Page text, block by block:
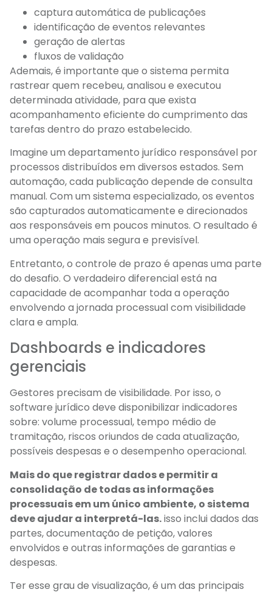
captura automática de publicações
identificação de eventos relevantes
geração de alertas
fluxos de validação
Ademais, é importante que o sistema permita
rastrear quem recebeu, analisou e executou
determinada atividade, para que exista
acompanhamento eficiente do cumprimento das
tarefas dentro do prazo estabelecido.
Imagine um departamento jurídico responsável por
processos distribuídos em diversos estados. Sem
automação, cada publicação depende de consulta
manual. Com um sistema especializado, os eventos
são capturados automaticamente e direcionados
aos responsáveis em poucos minutos. O resultado é
uma operação mais segura e previsível.
Entretanto, o controle de prazo é apenas uma parte
do desafio. O verdadeiro diferencial está na
capacidade de acompanhar toda a operação
envolvendo a jornada processual com visibilidade
clara e ampla.
Dashboards e indicadores
gerenciais
Gestores precisam de visibilidade. Por isso, o
software jurídico deve disponibilizar indicadores
sobre: volume processual, tempo médio de
tramitação, riscos oriundos de cada atualização,
possíveis despesas e o desempenho operacional.
Mais do que registrar dados e permitir a
consolidação de todas as informações
processuais em um único ambiente, o sistema
deve ajudar a interpretá-las.isso inclui dados das
partes, documentação de petição, valores
envolvidos e outras informações de garantias e
despesas.
Ter esse grau de visualização, é um das principais